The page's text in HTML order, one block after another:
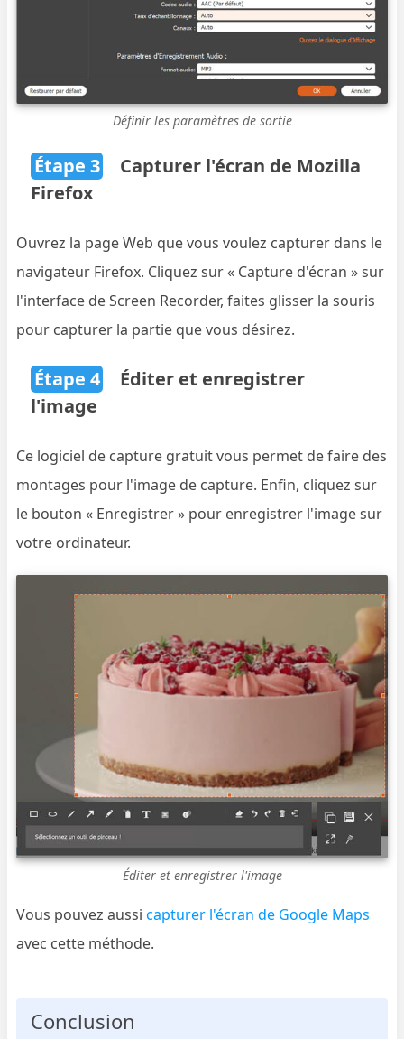
Définir les paramètres de sortie
Étape 3
Capturer l'écran de Mozilla
Firefox
Ouvrez la page Web que vous voulez capturer dans le
navigateur Firefox. Cliquez sur « Capture d'écran » sur
l'interface de Screen Recorder, faites glisser la souris
pour capturer la partie que vous désirez.
Étape 4
Éditer et enregistrer
l'image
Ce logiciel de capture gratuit vous permet de faire des
montages pour l'image de capture. Enfin, cliquez sur
le bouton « Enregistrer » pour enregistrer l'image sur
votre ordinateur.
Éditer et enregistrer l'image
Vous pouvez aussicapturer l'écran de Google Maps
avec cette méthode.
Conclusion